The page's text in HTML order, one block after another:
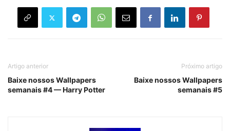
Artigo anterior
Baixe nossos Wallpapers
semanais #4 — Harry Potter
Próximo artigo
Baixe nossos Wallpapers
semanais #5